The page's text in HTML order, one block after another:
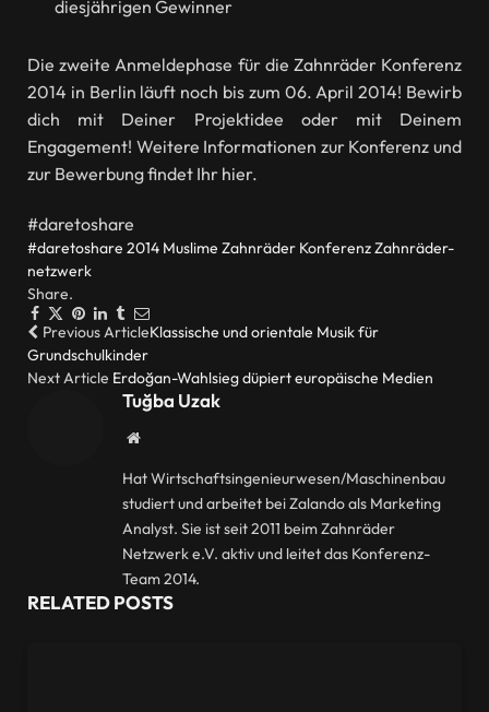
diesjährigen Gewinner
Die zweite Anmeldephase für die Zahnräder Konferenz
2014 in Berlin läuft noch bis zum 06. April 2014! Bewirb
dich mit Deiner Projektidee oder mit Deinem
Engagement! Weitere Informationen zur Konferenz und
zur Bewerbung findet Ihr hier.
#daretoshare
#daretoshare 2014 Muslime Zahnräder KonferenzZahnräder-
netzwerk
Share.
Facebook
TwitterPinterestLinkedIn
Tumblr
Email
Previous ArticleKlassische und orientale Musik für
Grundschulkinder
Next Article Erdoğan-Wahlsieg düpiert europäische Medien
Tuğba Uzak
Website
Hat Wirtschaftsingenieurwesen/Maschinenbau
studiert und arbeitet bei Zalando als Marketing
Analyst. Sie ist seit 2011 beim Zahnräder
Netzwerk e.V. aktiv und leitet das Konferenz-
Team 2014.
RELATEDPOSTS